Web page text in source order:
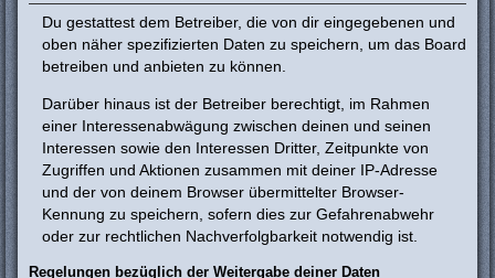
Du gestattest dem Betreiber, die von dir eingegebenen und
oben näher spezifizierten Daten zu speichern, um das Board
betreiben und anbieten zu können.
Darüber hinaus ist der Betreiber berechtigt, im Rahmen
einer Interessenabwägung zwischen deinen und seinen
Interessen sowie den Interessen Dritter, Zeitpunkte von
Zugriffen und Aktionen zusammen mit deiner IP-Adresse
und der von deinem Browser übermittelter Browser-
Kennung zu speichern, sofern dies zur Gefahrenabwehr
oder zur rechtlichen Nachverfolgbarkeit notwendig ist.
Regelungen bezüglich der Weitergabe deiner Daten